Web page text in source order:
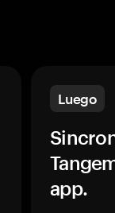
Luego
app.